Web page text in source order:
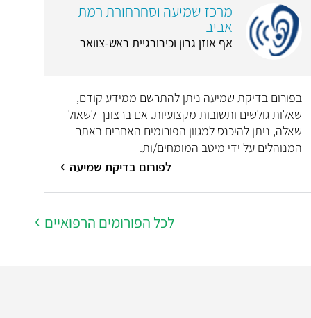
מרכז שמיעה וסחרחורת רמת
אביב
אף אוזן גרון וכירורגיית ראש-צוואר
בפורום בדיקת שמיעה ניתן להתרשם ממידע קודם,
שאלות גולשים ותשובות מקצועיות. אם ברצונך לשאול
שאלה, ניתן להיכנס למגוון הפורומים האחרים באתר
המנוהלים על ידי מיטב המומחים/ות.
לפורום בדיקת שמיעה
לכל הפורומים הרפואיים